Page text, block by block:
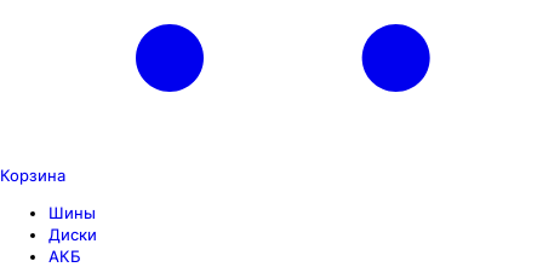
Корзина
Шины
Диски
АКБ